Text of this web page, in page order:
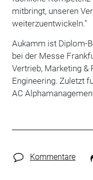
mitbringt, unseren
weiterzuentwickeln."
Aukamm ist Diplom-
bei der Messe
Vertrieb, Marketing &
Engineering. Zuletzt
AC
Kommentare